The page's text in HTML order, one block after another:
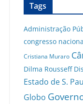
Tags
Administração
congresso
Cristiana Muraro
Dilma Rousseff
Estado de S.
Globo